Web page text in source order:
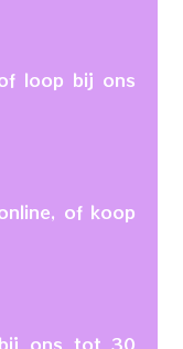
loop bij ons
of koop
bij ons tot 30